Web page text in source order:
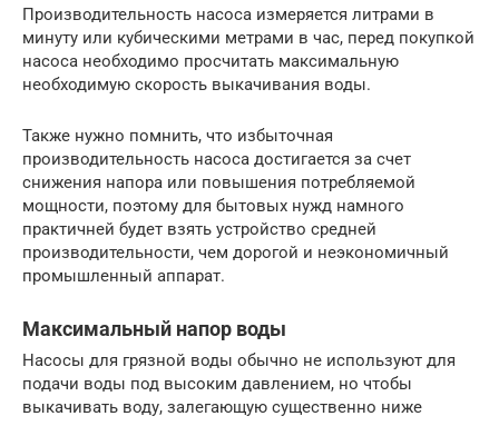
Производительность насоса измеряется литрами в
минуту или кубическими метрами в час, перед покупкой
насоса необходимо просчитать максимальную
необходимую скорость выкачивания воды.
Также нужно помнить, что избыточная
производительность насоса достигается за счет
снижения напора или повышения потребляемой
мощности, поэтому для бытовых нужд намного
практичней будет взять устройство средней
производительности, чем дорогой и неэкономичный
промышленный аппарат.
Максимальный напор воды
Насосы для грязной воды обычно не используют для
подачи воды под высоким давлением, но чтобы
выкачивать воду, залегающую существенно ниже